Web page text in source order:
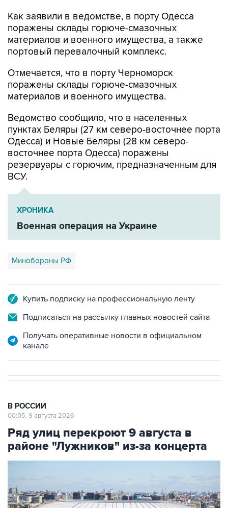
Как заявили в ведомстве, в порту Одесса
поражены склады горюче-смазочных
материалов и военного имущества, а также
портовый перевалочный комплекс.
Отмечается, что в порту Черноморск
поражены склады горюче-смазочных
материалов и военного имущества.
Ведомство сообщило, что в населенных
пунктах Беляры (27 км северо-восточнее порта
Одесса) и Новые Беляры (28 км северо-
восточнее порта Одесса) поражены
резервуары с горючим, предназначенным для
ВСУ.
ХРОНИКА
Военная операция на Украине
Минобороны РФ
Купить подписку на профессиональную ленту
Подписаться на рассылку главных новостей сайта
Получать оперативные новости в официальном
канале
В РОССИИ
00:05, 9 августа 2026
Ряд улиц перекроют 9 августа в
районе "Лужников" из-за концерта